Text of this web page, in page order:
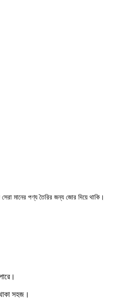
মানের পণ্য তৈরির জন্য জোর দিয়ে থাকি।
সহজ।